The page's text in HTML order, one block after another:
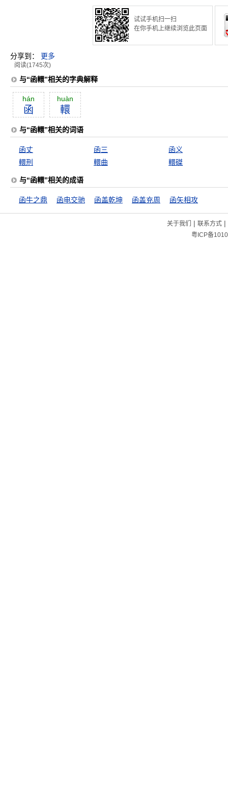
试试手机扫一扫
在你手机上继续浏览此页面
分享到： 更多
阅读(1745次)
与“函轘”相关的字典解释
hán
函
huàn
轘
与“函轘”相关的词语
函丈 函三
函义
轘刑
轘曲 轘磔
与“函轘”相关的成语
函牛之鼎 函电交驰 函盖乾坤 函盖充周 函矢相攻
关于我们 | 联系方式|
粤ICP备